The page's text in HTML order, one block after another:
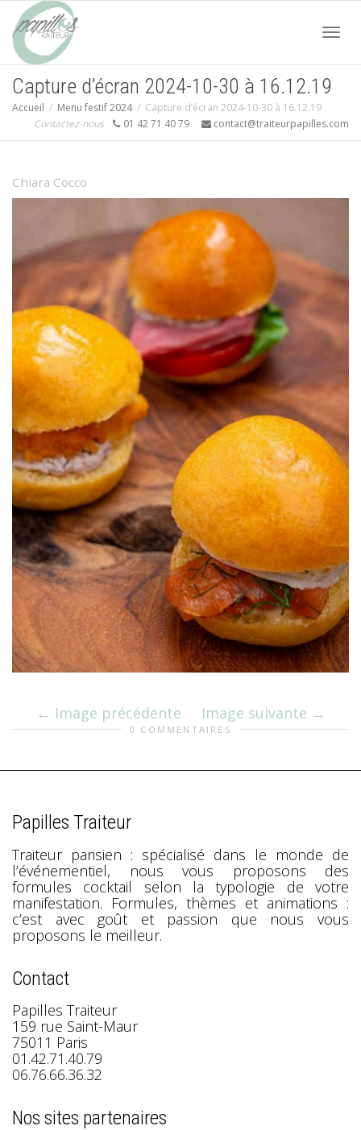
Capture d’écran 2024-10-30 à 16.12.19
Accueil Menu festif 2024
Capture d’écran 2024-10-30 à 16.12.19
Contactez-nous
01 42 71 40 79 contact@traiteurpapilles.com
Chiara Cocco
Image précédente Image suivante
0 COMMENTAIRES
Papilles Traiteur
Traiteur parisien : spécialisé dans le monde de
l’événementiel, nous vous proposons des
formules cocktail selon la typologie de votre
manifestation. Formules, thèmes et animations :
c’est avec goût et passion que nous vous
proposons le meilleur.
Contact
Papilles Traiteur
159 rue Saint-Maur
75011 Paris
01.42.71.40.79
06.76.66.36.32
Nos sites partenaires